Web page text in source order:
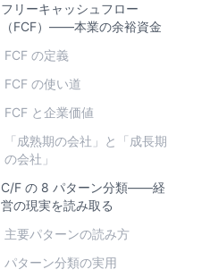
フリーキャッシュフロー
（FCF）——本業の余裕資金
FCF の定義
FCF の使い道
FCF と企業価値
「成熟期の会社」と「成長期
の会社」
C/F の 8 パターン分類——経
営の現実を読み取る
主要パターンの読み方
パターン分類の実用